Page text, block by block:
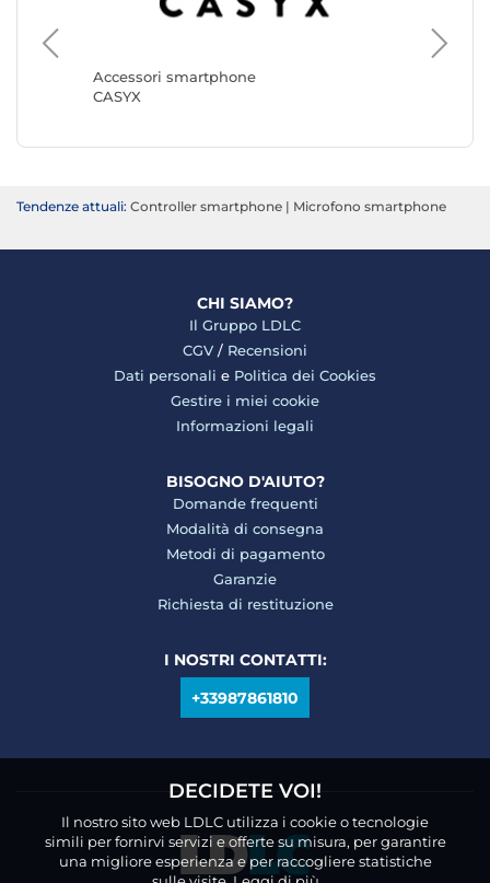
Accessori smartphone
CASYX
Boya
Tendenze attuali: Controller smartphone | Microfono smartphone
CHI SIAMO?
Il Gruppo LDLC
CGV / Recensioni
Dati personali e Politica dei Cookies
Gestire i miei cookie
Informazioni legali
BISOGNO D'AIUTO?
Domande frequenti
Modalità di consegna
Metodi di pagamento
Garanzie
Richiesta di restituzione
I NOSTRI CONTATTI:
+33987861810
DECIDETE VOI!
Il nostro sito web LDLC utilizza i cookie o tecnologie
simili per fornirvi servizi e offerte su misura, per garantire
una migliore esperienza e per raccogliere statistiche